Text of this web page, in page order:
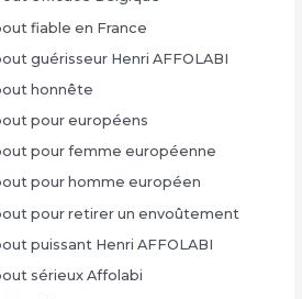
fiable en France
guérisseur Henri AFFOLABI
honnête
pour européens
pour femme européenne
pour homme européen
pour retirer un envoûtement
puissant Henri AFFOLABI
sérieux Affolabi